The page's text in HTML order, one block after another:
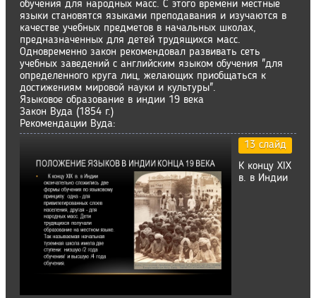
обучения для народных масс. С этого времени местные
языки становятся языками преподавания и изучаются в
качестве учебных предметов в начальных школах,
предназначенных для детей трудящихся масс.
Одновременно закон рекомендовал развивать сеть
учебных заведений с английским языком обучения "для
определенного круга лиц, желающих приобщаться к
достижениям мировой науки и культуры".
Языковое образование в индии 19 века
Закон Вуда (1854 г.)
Рекомендации Вуда:
13 слайд
К концу XIX
в. в Индии